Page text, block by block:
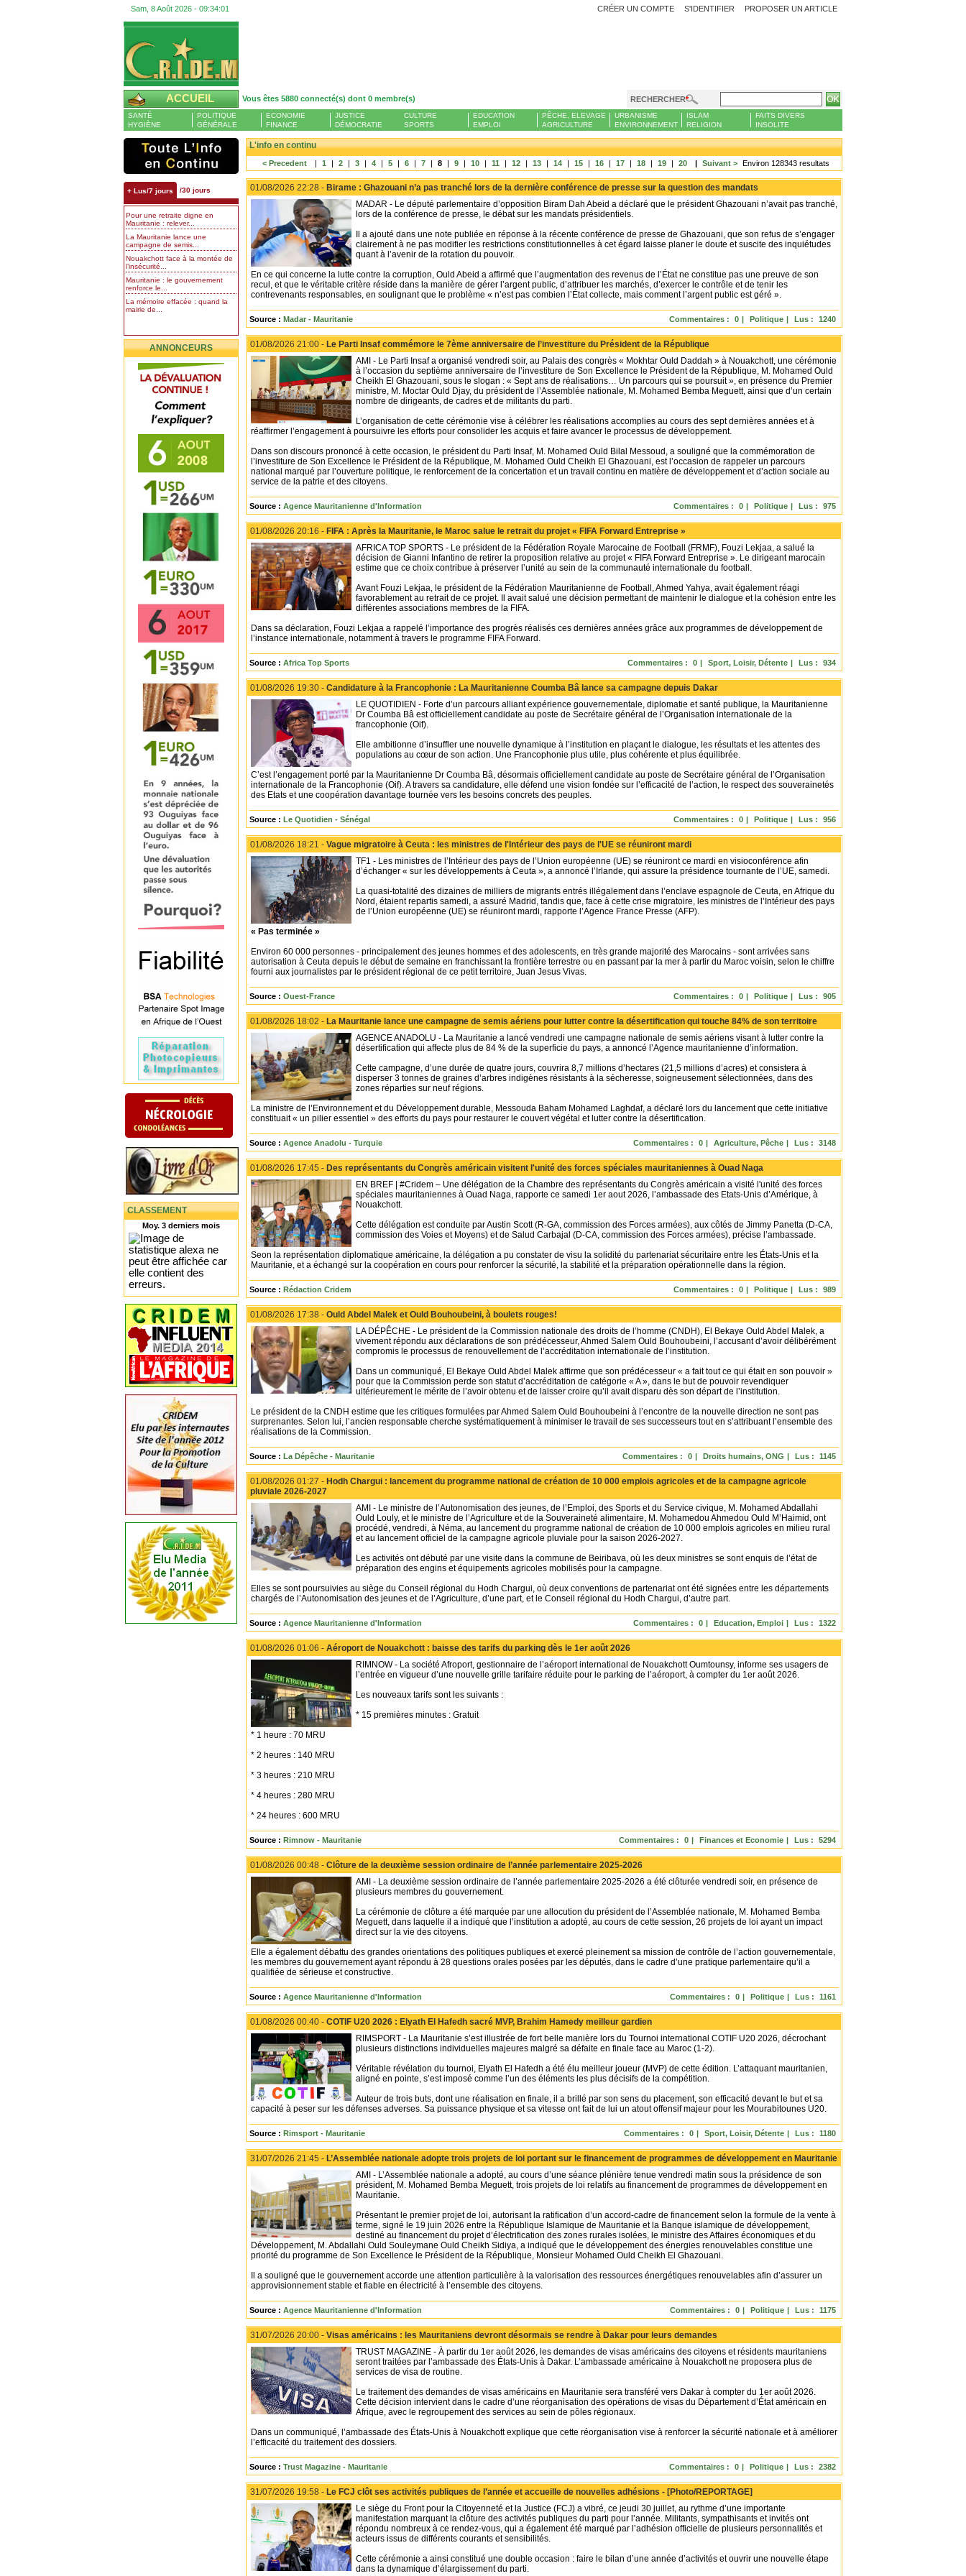
Sam, 8 Août 2026 - 09:34:02 PROPOSER UN ARTICLE
CRÉER UN COMPTE S'IDENTIFIER
ACCUEIL Vous êtes 5880 connecté(s) dont 0 membre(s) RECHERCHER
SANTÉ
HYGIÈNE
POLITIQUE
GÉNÉRALE
ECONOMIE
FINANCE
JUSTICE
DÉMOCRATIE
CULTURE
SPORTS
EDUCATION
EMPLOI
PÊCHE, ELEVAGE
AGRICULTURE
URBANISME
ENVIRONNEMENT
ISLAM
RELIGION
FAITS DIVERS
INSOLITE
+ Lus/7 jours /30 jours
Pour une retraite digne en
Mauritanie : relever...
La Mauritanie lance une
campagne de semis...
Nouakchott face à la montée de
l’insécurité...
Mauritanie : le gouvernement
renforce le...
La mémoire effacée : quand la
mairie de...
ANNONCEURS
CLASSEMENT
Moy. 3 derniers mois
L'info en continu
< Precedent | 1 | 2 | 3 | 4 | 5 | 6 | 7 | 8 | 9 | 10 | 11 | 12 | 13 | 14 | 15 | 16 | 17 | 18 | 19 | 20 | Suivant > Environ 128343 resultats
01/08/2026 22:28 - Birame : Ghazouani n’a pas tranché lors de la dernière conférence de presse sur la question des mandats
MADAR - Le député parlementaire d’opposition Biram Dah Abeid a déclaré que le président Ghazouani n’avait pas tranché,
lors de la conférence de presse, le débat sur les mandats présidentiels.
Il a ajouté dans une note publiée en réponse à la récente conférence de presse de Ghazouani, que son refus de s’engager
clairement à ne pas modifier les restrictions constitutionnelles à cet égard laisse planer le doute et suscite des inquiétudes
quant à l’avenir de la rotation du pouvoir.
En ce qui concerne la lutte contre la corruption, Ould Abeid a affirmé que l’augmentation des revenus de l’État ne constitue pas une preuve de son
recul, et que le véritable critère réside dans la manière de gérer l’argent public, d’attribuer les marchés, d’exercer le contrôle et de tenir les
contrevenants responsables, en soulignant que le problème « n’est pas combien l’État collecte, mais comment l’argent public est géré ».
Source : Madar - Mauritanie Lus : 1240
Politique |
Commentaires : 0 |
01/08/2026 21:00 - Le Parti Insaf commémore le 7ème anniversaire de l’investiture du Président de la République
AMI - Le Parti Insaf a organisé vendredi soir, au Palais des congrès « Mokhtar Ould Daddah » à Nouakchott, une cérémonie
à l’occasion du septième anniversaire de l’investiture de Son Excellence le Président de la République, M. Mohamed Ould
Cheikh El Ghazouani, sous le slogan : « Sept ans de réalisations… Un parcours qui se poursuit », en présence du Premier
ministre, M. Moctar Ould Djay, du président de l’Assemblée nationale, M. Mohamed Bemba Meguett, ainsi que d’un certain
nombre de dirigeants, de cadres et de militants du parti.
L’organisation de cette cérémonie vise à célébrer les réalisations accomplies au cours des sept dernières années et à
réaffirmer l’engagement à poursuivre les efforts pour consolider les acquis et faire avancer le processus de développement.
Dans son discours prononcé à cette occasion, le président du Parti Insaf, M. Mohamed Ould Bilal Messoud, a souligné que la commémoration de
l’investiture de Son Excellence le Président de la République, M. Mohamed Ould Cheikh El Ghazouani, est l’occasion de rappeler un parcours
national marqué par l’ouverture politique, le renforcement de la concertation et un travail continu en matière de développement et d’action sociale au
service de la patrie et des citoyens.
Source : Agence Mauritanienne d'Information Lus : 975
Politique |
Commentaires : 0 |
01/08/2026 20:16 - FIFA : Après la Mauritanie, le Maroc salue le retrait du projet « FIFA Forward Entreprise »
AFRICA TOP SPORTS - Le président de la Fédération Royale Marocaine de Football (FRMF), Fouzi Lekjaa, a salué la
décision de Gianni Infantino de retirer la proposition relative au projet « FIFA Forward Entreprise ». Le dirigeant marocain
estime que ce choix contribue à préserver l’unité au sein de la communauté internationale du football.
Avant Fouzi Lekjaa, le président de la Fédération Mauritanienne de Football, Ahmed Yahya, avait également réagi
favorablement au retrait de ce projet. Il avait salué une décision permettant de maintenir le dialogue et la cohésion entre les
différentes associations membres de la FIFA.
Dans sa déclaration, Fouzi Lekjaa a rappelé l’importance des progrès réalisés ces dernières années grâce aux programmes de développement de
l’instance internationale, notamment à travers le programme FIFA Forward.
Source : Africa Top Sports Lus : 934
Sport, Loisir, Détente |
Commentaires : 0 |
01/08/2026 19:30 - Candidature à la Francophonie : La Mauritanienne Coumba Bâ lance sa campagne depuis Dakar
LE QUOTIDIEN - Forte d’un parcours alliant expérience gouvernementale, diplomatie et santé publique, la Mauritanienne
Dr Coumba Bâ est officiellement candidate au poste de Secrétaire général de l’Organisation internationale de la
francophonie (Oif).
Elle ambitionne d’insuffler une nouvelle dynamique à l’institution en plaçant le dialogue, les résultats et les attentes des
populations au cœur de son action. Une Francophonie plus utile, plus cohérente et plus équilibrée.
C’est l’engagement porté par la Mauritanienne Dr Coumba Bâ, désormais officiellement candidate au poste de Secrétaire général de l’Organisation
internationale de la Francophonie (Oif). A travers sa candidature, elle défend une vision fondée sur l’efficacité de l’action, le respect des souverainetés
des Etats et une coopération davantage tournée vers les besoins concrets des peuples.
Source : Le Quotidien - Sénégal Lus : 956
Politique |
Commentaires : 0 |
01/08/2026 18:21 - Vague migratoire à Ceuta : les ministres de l'Intérieur des pays de l'UE se réuniront mardi
TF1 - Les ministres de l’Intérieur des pays de l’Union européenne (UE) se réuniront ce mardi en visioconférence afin
d’échanger « sur les développements à Ceuta », a annoncé l’Irlande, qui assure la présidence tournante de l’UE, samedi.
La quasi-totalité des dizaines de milliers de migrants entrés illégalement dans l’enclave espagnole de Ceuta, en Afrique du
Nord, étaient repartis samedi, a assuré Madrid, tandis que, face à cette crise migratoire, les ministres de l’Intérieur des pays
de l’Union européenne (UE) se réuniront mardi, rapporte l’Agence France Presse (AFP).
« Pas terminée »
Environ 60 000 personnes - principalement des jeunes hommes et des adolescents, en très grande majorité des Marocains - sont arrivées sans
autorisation à Ceuta depuis le début de semaine en franchissant la frontière terrestre ou en passant par la mer à partir du Maroc voisin, selon le chiffre
fourni aux journalistes par le président régional de ce petit territoire, Juan Jesus Vivas.
Source : Ouest-France Lus : 905
Politique |
Commentaires : 0 |
01/08/2026 18:02 - La Mauritanie lance une campagne de semis aériens pour lutter contre la désertification qui touche 84% de son territoire
AGENCE ANADOLU - La Mauritanie a lancé vendredi une campagne nationale de semis aériens visant à lutter contre la
désertification qui affecte plus de 84 % de la superficie du pays, a annoncé l’Agence mauritanienne d’information.
Cette campagne, d’une durée de quatre jours, couvrira 8,7 millions d’hectares (21,5 millions d’acres) et consistera à
disperser 3 tonnes de graines d’arbres indigènes résistants à la sécheresse, soigneusement sélectionnées, dans des
zones réparties sur neuf régions.
La ministre de l’Environnement et du Développement durable, Messouda Baham Mohamed Laghdaf, a déclaré lors du lancement que cette initiative
constituait « un pilier essentiel » des efforts du pays pour restaurer le couvert végétal et lutter contre la désertification.
Source : Agence Anadolu - Turquie Lus : 3148
Agriculture, Pêche |
Commentaires : 0 |
01/08/2026 17:45 - Des représentants du Congrès américain visitent l'unité des forces spéciales mauritaniennes à Ouad Naga
EN BREF | #Cridem – Une délégation de la Chambre des représentants du Congrès américain a visité l'unité des forces
spéciales mauritaniennes à Ouad Naga, rapporte ce samedi 1er aout 2026, l’ambassade des Etats-Unis d’Amérique, à
Nouakchott.
Cette délégation est conduite par Austin Scott (R-GA, commission des Forces armées), aux côtés de Jimmy Panetta (D-CA,
commission des Voies et Moyens) et de Salud Carbajal (D-CA, commission des Forces armées), précise l’ambassade.
Seon la représentation diplomatique américaine, la délégation a pu constater de visu la solidité du partenariat sécuritaire entre les États-Unis et la
Mauritanie, et a échangé sur la coopération en cours pour renforcer la sécurité, la stabilité et la préparation opérationnelle dans la région.
Source : Rédaction Cridem Lus : 989
Politique |
Commentaires : 0 |
01/08/2026 17:38 - Ould Abdel Malek et Ould Bouhoubeini, à boulets rouges!
LA DÉPÊCHE - Le président de la Commission nationale des droits de l’homme (CNDH), El Bekaye Ould Abdel Malek, a
vivement répondu aux déclarations de son prédécesseur, Ahmed Salem Ould Bouhoubeini, l’accusant d’avoir délibérément
compromis le processus de renouvellement de l’accréditation internationale de l’institution.
Dans un communiqué, El Bekaye Ould Abdel Malek affirme que son prédécesseur « a fait tout ce qui était en son pouvoir »
pour que la Commission perde son statut d’accréditation de catégorie « A », dans le but de pouvoir revendiquer
ultérieurement le mérite de l’avoir obtenu et de laisser croire qu’il avait disparu dès son départ de l’institution.
Le président de la CNDH estime que les critiques formulées par Ahmed Salem Ould Bouhoubeini à l’encontre de la nouvelle direction ne sont pas
surprenantes. Selon lui, l’ancien responsable cherche systématiquement à minimiser le travail de ses successeurs tout en s’attribuant l’ensemble des
réalisations de la Commission.
Source : La Dépêche - Mauritanie Lus : 1145
Droits humains, ONG |
Commentaires : 0 |
01/08/2026 01:27 - Hodh Chargui : lancement du programme national de création de 10 000 emplois agricoles et de la campagne agricole
pluviale 2026-2027
AMI - Le ministre de l’Autonomisation des jeunes, de l’Emploi, des Sports et du Service civique, M. Mohamed Abdallahi
Ould Louly, et le ministre de l’Agriculture et de la Souveraineté alimentaire, M. Mohamedou Ahmedou Ould M’Haimid, ont
procédé, vendredi, à Néma, au lancement du programme national de création de 10 000 emplois agricoles en milieu rural
et au lancement officiel de la campagne agricole pluviale pour la saison 2026-2027.
Les activités ont débuté par une visite dans la commune de Beiribava, où les deux ministres se sont enquis de l’état de
préparation des engins et équipements agricoles mobilisés pour la campagne.
Elles se sont poursuivies au siège du Conseil régional du Hodh Chargui, où deux conventions de partenariat ont été signées entre les départements
chargés de l’Autonomisation des jeunes et de l’Agriculture, d’une part, et le Conseil régional du Hodh Chargui, d’autre part.
Source : Agence Mauritanienne d'Information Lus : 1322
Education, Emploi |
Commentaires : 0 |
01/08/2026 01:06 - Aéroport de Nouakchott : baisse des tarifs du parking dès le 1er août 2026
RIMNOW - La société Afroport, gestionnaire de l’aéroport international de Nouakchott Oumtounsy, informe ses usagers de
l’entrée en vigueur d’une nouvelle grille tarifaire réduite pour le parking de l’aéroport, à compter du 1er août 2026.
Les nouveaux tarifs sont les suivants :
* 15 premières minutes : Gratuit
* 1 heure : 70 MRU
* 2 heures : 140 MRU
* 3 heures : 210 MRU
* 4 heures : 280 MRU
* 24 heures : 600 MRU
Source : Rimnow - Mauritanie Lus : 5294
Finances et Economie |
Commentaires : 0 |
01/08/2026 00:48 - Clôture de la deuxième session ordinaire de l’année parlementaire 2025-2026
AMI - La deuxième session ordinaire de l’année parlementaire 2025-2026 a été clôturée vendredi soir, en présence de
plusieurs membres du gouvernement.
La cérémonie de clôture a été marquée par une allocution du président de l’Assemblée nationale, M. Mohamed Bemba
Meguett, dans laquelle il a indiqué que l’institution a adopté, au cours de cette session, 26 projets de loi ayant un impact
direct sur la vie des citoyens.
Elle a également débattu des grandes orientations des politiques publiques et exercé pleinement sa mission de contrôle de l’action gouvernementale,
les membres du gouvernement ayant répondu à 28 questions orales posées par les députés, dans le cadre d’une pratique parlementaire qu’il a
qualifiée de sérieuse et constructive.
Source : Agence Mauritanienne d'Information Lus : 1161
Politique |
Commentaires : 0 |
01/08/2026 00:40 - COTIF U20 2026 : Elyath El Hafedh sacré MVP, Brahim Hamedy meilleur gardien
RIMSPORT - La Mauritanie s’est illustrée de fort belle manière lors du Tournoi international COTIF U20 2026, décrochant
plusieurs distinctions individuelles majeures malgré sa défaite en finale face au Maroc (1-2).
Véritable révélation du tournoi, Elyath El Hafedh a été élu meilleur joueur (MVP) de cette édition. L’attaquant mauritanien,
aligné en pointe, s’est imposé comme l’un des éléments les plus décisifs de la compétition.
Auteur de trois buts, dont une réalisation en finale, il a brillé par son sens du placement, son efficacité devant le but et sa
capacité à peser sur les défenses adverses. Sa puissance physique et sa vitesse ont fait de lui un atout offensif majeur pour les Mourabitounes U20.
Source : Rimsport - Mauritanie Lus : 1180
Sport, Loisir, Détente |
Commentaires : 0 |
31/07/2026 21:45 - L’Assemblée nationale adopte trois projets de loi portant sur le financement de programmes de développement en Mauritanie
AMI - L’Assemblée nationale a adopté, au cours d’une séance plénière tenue vendredi matin sous la présidence de son
président, M. Mohamed Bemba Meguett, trois projets de loi relatifs au financement de programmes de développement en
Mauritanie.
Présentant le premier projet de loi, autorisant la ratification d’un accord-cadre de financement selon la formule de la vente à
terme, signé le 19 juin 2026 entre la République Islamique de Mauritanie et la Banque islamique de développement,
destiné au financement du projet d’électrification des zones rurales isolées, le ministre des Affaires économiques et du
Développement, M. Abdallahi Ould Souleymane Ould Cheikh Sidiya, a indiqué que le développement des énergies renouvelables constitue une
priorité du programme de Son Excellence le Président de la République, Monsieur Mohamed Ould Cheikh El Ghazouani.
Il a souligné que le gouvernement accorde une attention particulière à la valorisation des ressources énergétiques renouvelables afin d’assurer un
approvisionnement stable et fiable en électricité à l’ensemble des citoyens.
Source : Agence Mauritanienne d'Information Lus : 1175
Politique |
Commentaires : 0 |
31/07/2026 20:00 - Visas américains : les Mauritaniens devront désormais se rendre à Dakar pour leurs demandes
TRUST MAGAZINE - À partir du 1er août 2026, les demandes de visas américains des citoyens et résidents mauritaniens
seront traitées par l’ambassade des États-Unis à Dakar. L’ambassade américaine à Nouakchott ne proposera plus de
services de visa de routine.
Le traitement des demandes de visas américains en Mauritanie sera transféré vers Dakar à compter du 1er août 2026.
Cette décision intervient dans le cadre d’une réorganisation des opérations de visas du Département d’État américain en
Afrique, avec le regroupement des services au sein de pôles régionaux.
Dans un communiqué, l’ambassade des États-Unis à Nouakchott explique que cette réorganisation vise à renforcer la sécurité nationale et à améliorer
l’efficacité du traitement des dossiers.
Source : Trust Magazine - Mauritanie Lus : 2382
Politique |
Commentaires : 0 |
31/07/2026 19:58 - Le FCJ clôt ses activités publiques de l’année et accueille de nouvelles adhésions - [Photo/REPORTAGE]
Le siège du Front pour la Citoyenneté et la Justice (FCJ) a vibré, ce jeudi 30 juillet, au rythme d’une importante
manifestation marquant la clôture des activités publiques du parti pour l’année. Militants, sympathisants et invités ont
répondu nombreux à ce rendez-vous, qui a également été marqué par l’adhésion officielle de plusieurs personnalités et
acteurs issus de différents courants et sensibilités.
Cette cérémonie a ainsi constitué une double occasion : faire le bilan d’une année d’activités et ouvrir une nouvelle étape
dans la dynamique d’élargissement du parti.